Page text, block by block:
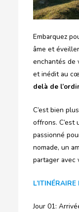
Embarquez
âme et
enchantés de
et inédit au
delà de
C’est bien
offrons. C’est
passionné
nomade, un
partager avec
L’ITINÉRAIRE
Jour 01: